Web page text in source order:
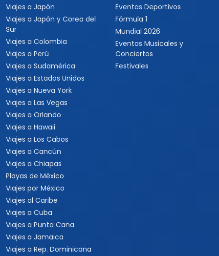
Viajes a Japón
Viajes a Japón y Corea del
Sur
Viajes a Colombia
Viajes a Perú
Viajes a Sudamérica
Viajes a Estados Unidos
Viajes a Nueva York
Viajes a Las Vegas
Viajes a Orlando
Viajes a Hawaii
Viajes a Los Cabos
Viajes a Cancún
Viajes a Chiapas
Playas de México
Viajes por México
Viajes al Caribe
Viajes a Cuba
Viajes a Punta Cana
Viajes a Jamaica
Viajes a Rep. Dominicana
Eventos Deportivos
Fórmula 1
Mundial 2026
Eventos Musicales y
Conciertos
Festivales